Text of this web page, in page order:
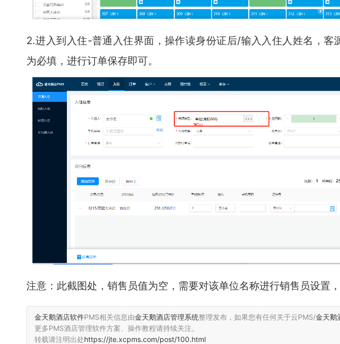
2.进入到入住-普通入住界面，操作读身份证后/输入入住人姓名，客
为必填，进行订单保存即可。
注意：此截图处，销售员值为空，需要对该单位名称进行销售员设置，
金天鹅酒店软件PMS相关信息由金天鹅酒店管理系统整理发布， 如果您有任何关于云PMS/金天鹅
更多PMS酒店管理软件方案、操作教程请持续关注。
转载请注明出处https://jte.xcpms.com/post/100.html